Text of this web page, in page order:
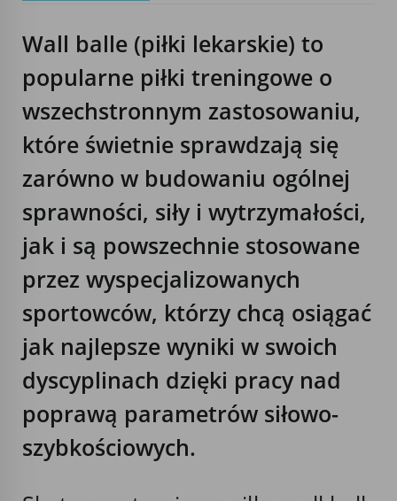
Wall balle (piłki lekarskie) to
popularne piłki treningowe o
wszechstronnym zastosowaniu,
które świetnie sprawdzają się
zarówno w budowaniu ogólnej
sprawności, siły i wytrzymałości,
jak i są powszechnie stosowane
przez wyspecjalizowanych
sportowców, którzy chcą osiągać
jak najlepsze wyniki w swoich
dyscyplinach dzięki pracy nad
poprawą parametrów siłowo-
szybkościowych.